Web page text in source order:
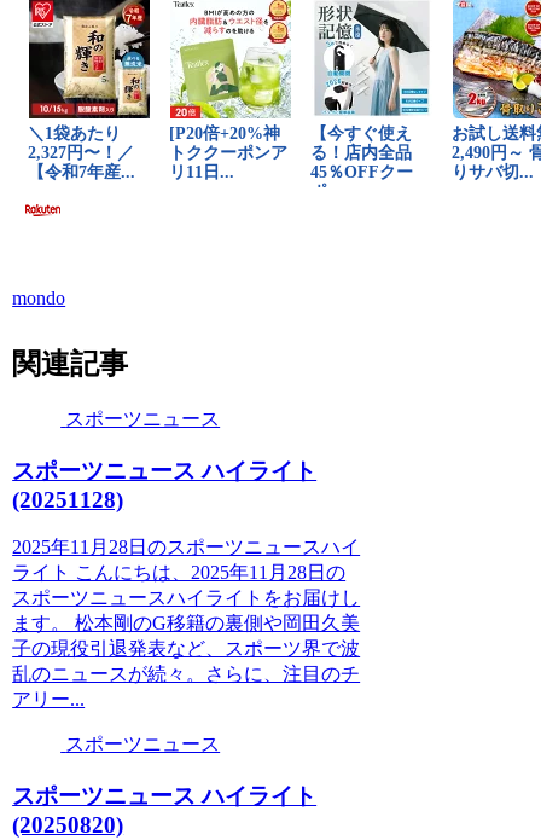
mondo
関連記事
スポーツニュース
スポーツニュース ハイライト
(20251128)
2025年11月28日のスポーツニュースハイ
ライト こんにちは、2025年11月28日の
スポーツニュースハイライトをお届けし
ます。 松本剛のG移籍の裏側や岡田久美
子の現役引退発表など、スポーツ界で波
乱のニュースが続々。さらに、注目のチ
アリー...
スポーツニュース
スポーツニュース ハイライト
(20250820)